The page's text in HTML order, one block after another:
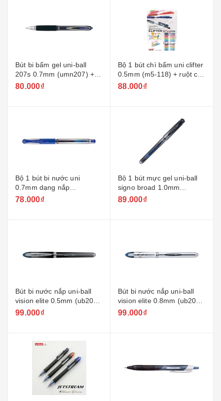
Bút bi bấm gel uni-ball
207s 0.7mm (umn207) +
ruột
80.000₫
Bộ 1 bút chì bấm uni clifter
0.5mm (m5-118) + ruột chì
0.5mm-2b
88.000₫
Bộ 1 bút bi nước uni
0.7mm dạng nắp
um151/um151s + ruột
78.000₫
Bộ 1 bút mực gel uni-ball
signo broad 1.0mm
(um153/um153s) + ruột
89.000₫
Bút bi nước nắp uni-ball
vision elite 0.5mm (ub205)
+ ruột
99.000₫
Bút bi nước nắp uni-ball
vision elite 0.8mm (ub200)
+ ruột
99.000₫